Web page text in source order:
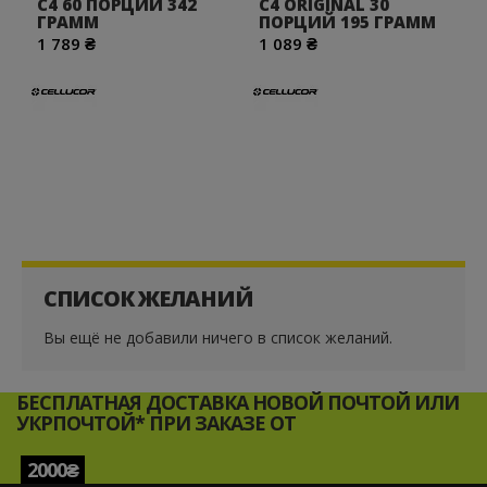
C4 60 ПОРЦИЙ 342
ГРАММ
1 789 ₴
C4 ORIGINAL 30
ПОРЦИЙ 195 ГРАММ
1 089 ₴
СПИСОК ЖЕЛАНИЙ
Вы ещё не добавили ничего в список желаний.
БЕСПЛАТНАЯ ДОСТАВКА НОВОЙ ПОЧТОЙ ИЛИ
УКРПОЧТОЙ* ПРИ ЗАКАЗЕ ОТ
2000₴